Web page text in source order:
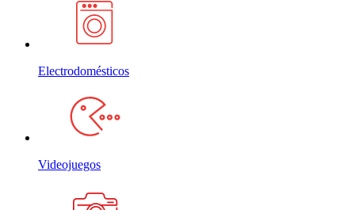
Electrodomésticos
Videojuegos